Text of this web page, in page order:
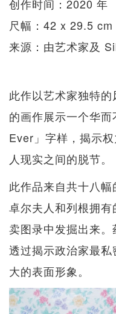
创作时间：2020 年
尺幅：42 x 29.5 cm
来源：由艺术家及
此作以艺术家独特
的画作展示一个华
Ever」字样，揭示
人现实之间的脱节。
此作品来自共十八
卓尔夫人和列根拥
卖图录中发掘出来。
透过揭示政治家最
大的表面形象。